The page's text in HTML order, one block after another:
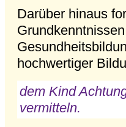
Darüber hinaus
hochwertiger
dem Kind
vermitteln.